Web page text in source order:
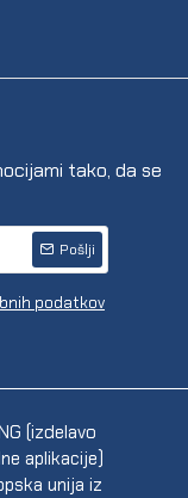
tako, da se
Pošlji
podatkov
(izdelavo
aplikacije)
unija iz